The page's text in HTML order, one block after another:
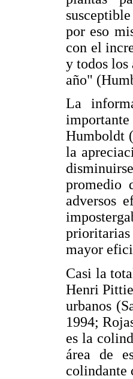
por eso
con el
y todos los
año"
La
Humboldt
la
promedio
adversos
mayor
Casi la
Henri
urbanos
1994;
es la
área de
colindante